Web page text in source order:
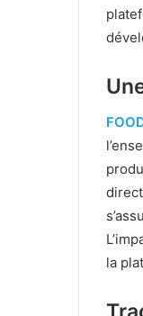
la